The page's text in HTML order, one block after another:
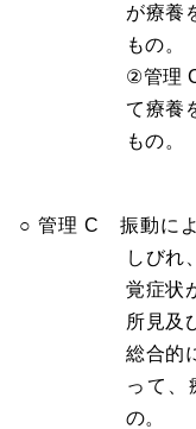
が療養
もの。
②管理
て療養
もの。
○ 管理 C 振動によ
しびれ
覚症状
所見及
総合的
って、
の。